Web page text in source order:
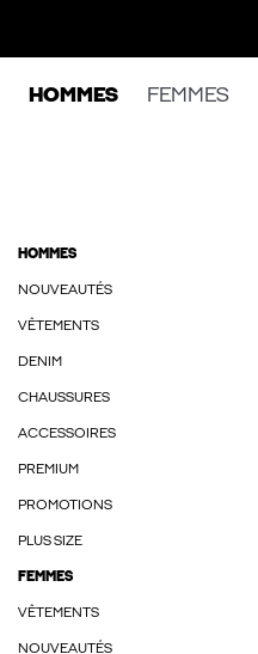
HOMMES FEMMES
HOMMES
NOUVEAUTÉS
VÊTEMENTS
DENIM
CHAUSSURES
ACCESSOIRES
PREMIUM
PROMOTIONS
PLUS SIZE
FEMMES
VÊTEMENTS
NOUVEAUTÉS